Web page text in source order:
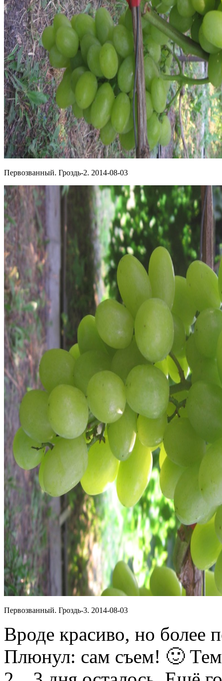
Первозванный. Гроздь-2. 2014-08-03
Первозванный. Гроздь-3. 2014-08-03
Вроде красиво, но более
Плюнул: сам съем! 🙂 Тем